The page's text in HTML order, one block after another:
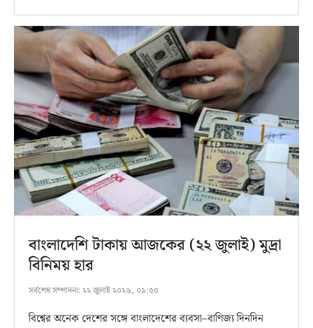
বাংলাদেশি টাকায় আজকের (২২ জুলাই) মুদ্রা
বিনিময় হার
সর্বশেষ সম্পাদনা: ২২ জুলাই ২০২৬, ০৯:৫০
বিশ্বের অনেক দেশের সঙ্গে বাংলাদেশের ব্যবসা–বাণিজ্য দিনদিন